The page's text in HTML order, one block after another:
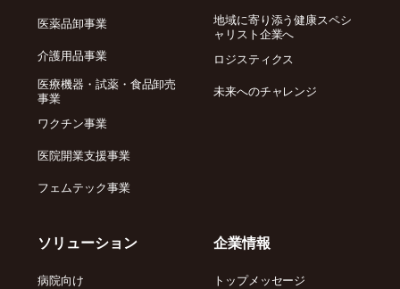
医薬品卸事業
介護用品事業
医療機器・試薬・食品卸売
事業
ワクチン事業
医院開業支援事業
フェムテック事業
地域に寄り添う健康スペシ
ャリスト企業へ
ロジスティクス
未来へのチャレンジ
ソリューション
病院向け
企業情報
トップメッセージ